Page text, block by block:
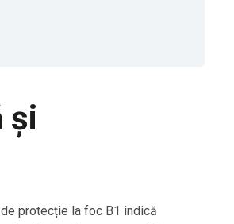
și
protecție la foc B1 indică